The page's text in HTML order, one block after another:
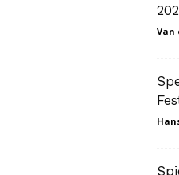
Van